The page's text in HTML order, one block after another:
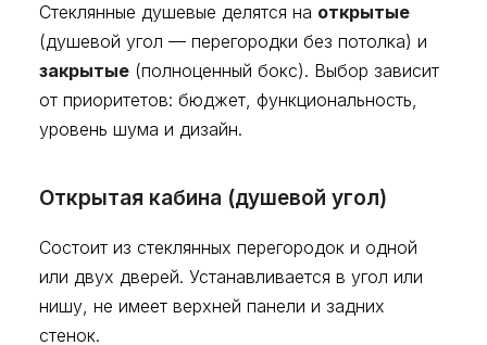
Стеклянные душевые делятся на открытые
(душевой угол — перегородки без потолка) и
закрытые (полноценный бокс). Выбор зависит
от приоритетов: бюджет, функциональность,
уровень шума и дизайн.
Открытая кабина (душевой угол)
Состоит из стеклянных перегородок и одной
или двух дверей. Устанавливается в угол или
нишу, не имеет верхней панели и задних
стенок.